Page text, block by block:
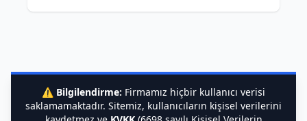
⚠️ Bilgilendirme: Firmamız hiçbir kullanıcı verisi
saklamamaktadır. Sitemiz, kullanıcıların kişisel verilerini